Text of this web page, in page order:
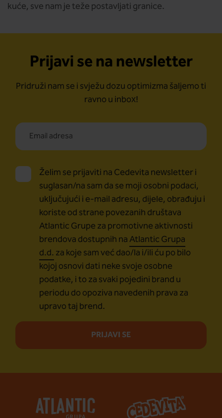
kuće, sve nam je teže postavljati granice.
Prijavi se na newsletter
Pridruži nam se i svježu dozu optimizma šaljemo ti
ravno u inbox!
Želim se prijaviti na Cedevita newsletter i
suglasan/na sam da se moji osobni podaci,
uključujući i e-mail adresu, dijele, obrađuju i
koriste od strane povezanih društava
Atlantic Grupe za promotivne aktivnosti
brendova dostupnih naAtlantic Grupa
d.d. za koje sam već dao/la i/ili ću po bilo
kojoj osnovi dati neke svoje osobne
podatke, i to za svaki pojedini brand u
periodu do opoziva navedenih prava za
upravo taj brend.
PRIJAVI SE